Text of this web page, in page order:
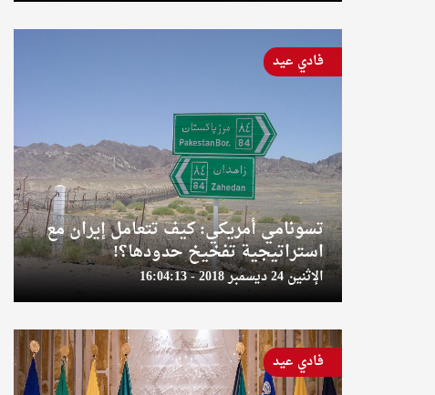
تسونامي أمريكي: كيف تتعامل إيران مع
استراتيجية تفخيخ حدودها؟!
الإثنين 24 ديسمبر 2018 - 16:04:13
فادي عيد
فادي عيد